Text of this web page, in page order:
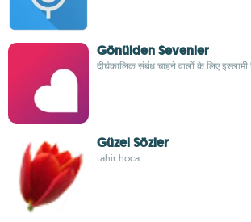
Gönülden Sevenler
दीर्घकालिक संबंध चाहने वालों के लिए इस्लामी
Güzel Sözler
tahir hoca